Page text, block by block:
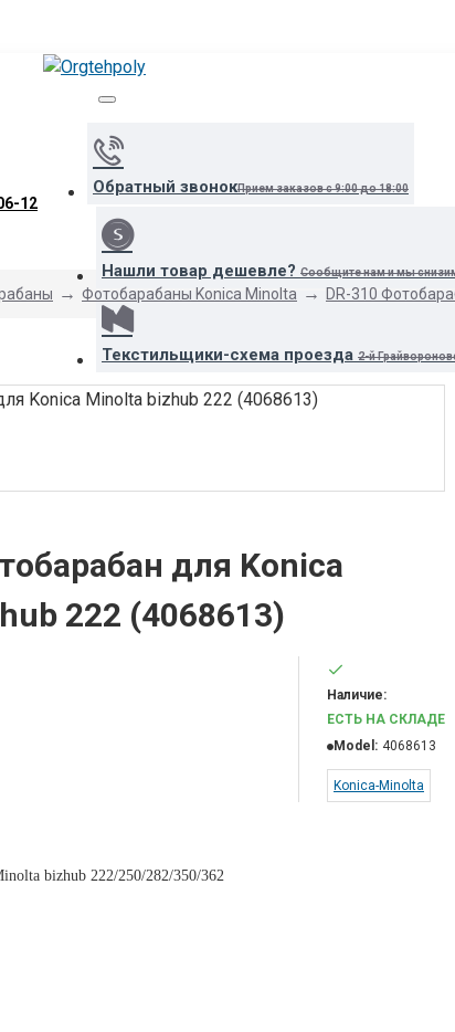
12
Обратный звонокПрием заказов с 9:00 до 18:00
Нашли товар дешевле? Сообщите нам и мы
Текстильщики-схема проезда 2-й
Фотобарабаны Konica Minolta DR-310
для Konica
222 (4068613)
Наличие:
ЕСТЬ НА СКЛАДЕ
Model: 4068613
Konica-Minolta
bizhub 222/250/282/350/362